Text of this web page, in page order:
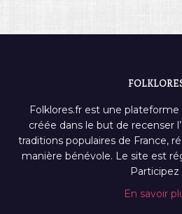
Folklores.fr est une
créée dans le but de recenser
traditions populaires de France,
manière bénévole. Le site est
Participez
En savoir